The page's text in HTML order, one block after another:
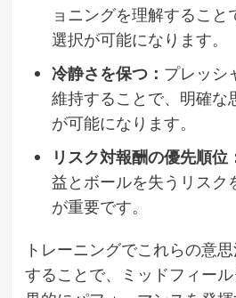
ョニングを理解すること
選択が可能になります。
冷静さを保つ： プレッシ
維持することで、明確な
が可能になります。
リスク対報酬の優先順位
益とボールを失うリスク
が重要です。
トレーニングでこれらの意
することで、ミッドフィー